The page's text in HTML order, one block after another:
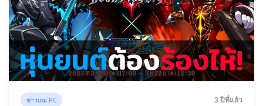
ข่าวเกม PC 3 ปีที่แล้ว